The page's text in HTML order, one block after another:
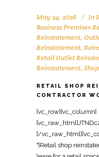
May 24, 2026 In
Business Premises
Reinstatement,
Reinstatement,
Retail Outlet
Reinstatement,
RETAIL SHOP
CONTRACTOR
[vc_row][vc_column][vc_raw_html]JTNDc2NyaXB0JTIwdHlwZSUzRCUyMmFwcGxpY2F0aW9uJTJGbGQlMkJqc29uJTIyJTNFJTBBJTdCJTBBJTIwJTIwJTIyJTQwY29udGV4dCUyMiUzQSUyMCUyMmh0dHBzJTNBJTJGJTJGc2NoZW1hLm9yZyUyMiUyQyUwQSUyMCUyMCUyMiU0MGdyYXBoJTIyJTNBJTIwJTVCJTBBJTIwJTIwJTIwJTIwJTdCJTBBJTIwJTIwJTIwJTIwJTIwJTIwJTIyJTQwdHlwZSUyMiUzQSUyMCUyMk9yZ2FuaXphdGlvbiUyMiUyQyUwQSUyMCUyMCUyMCUyMCUyMCUyMCUyMm5hbWUlMjIlM0ElMjAlMjJPZmZpY2UlMjBSZWluc3RhdGVtZW50JTIwU2luZ2Fwb3JlJTIyJTJDJTBBJTIwJTIwJTIwJTIwJTIwJTIwJTIydXJsJTIyJTNBJTIwJTIyaHR0cHMlM0ElMkYlMkZ3d3cub2ZmaWNlcmVpbnN0YXRlbWVudHNpbmdhcG9yZS5jb20lMkYlMjIlMkMlMEElMjAlMjAlMjAlMjAlMjAlMjAlMjJsb2dvJTIyJTNBJTIwJTIyaHR0cHMlM0ElMkYlMkZ3d3cub2ZmaWNlcmVpbnN0YXRlbWVudHNpbmdhcG9yZS5jb20lMkZsb2dvLnBuZyUyMiUyQyUwQSUyMCUyMCUyMCUyMCUyMCUyMCUyMnNhbWVBcyUyMiUzQSUyMCU1QiUwQSUyMCUyMCUyMCUyMCUyMCUyMCUyMCUyMCUyMmh0dHBzJTNBJTJGJTJGd3d3LmZhY2Vib29rLmNvbSUyRk9mZmljZVJlaW5zdGF0ZW1lbnRTaW5nYXBvcmUlMjIlMkMlMEElMjAlMjAlMjAlMjAlMjAlMjAlMjAlMjAlMjJodHRwcyUzQSUyRiUyRnd3dy5saW5rZWRpbi5jb20lMkZjb21wYW55JTJGb2ZmaWNlLXJlaW5zdGF0ZW1lbnQtc2luZ2Fwb3JlJTIyJTBBJTIwJTIwJTIwJTIwJTIwJTIwJTVEJTJDJTBBJTIwJTIwJTIwJTIwJTIwJTIwJTIyY29udGFjdFBvaW50JTIyJTNBJTIwJTVCJTBBJTIwJTIwJTIwJTIwJTIwJTIwJTIwJTIwJTdCJTBBJTIwJTIwJTIwJTIwJTIwJTIwJTIwJTIwJTIwJTIwJTIyJTQwdHlwZSUyMiUzQSUyMCUyMkNvbnRhY3RQb2ludCUyMiUyQyUwQSUyMCUyMCUyMCUyMCUyMCUyMCUyMCUyMCUyMCUyMCUyMnRlbGVwaG9uZSUyMiUzQSUyMCUyMiUyQjY1JTIwNjM2OSUyMDgxMjMlMjIlMkMlMEElMjAlMjAlMjAlMjAlMjAlMjAlMjAlMjAlMjAlMjAlMjJjb250YWN0VHlwZSUyMiUzQSUyMCUyMmN1c3RvbWVyJTIwc2VydmljZSUyMiUyQyUwQSUyMCUyMCUyMCUyMCUyMCUyMCUyMCUyMCUyMCUyMCUyMmFyZWFTZXJ2ZWQlMjIlM0ElMjAlMjJTRyUyMiUyQyUwQSUyMCUyMCUyMCUyMCUyMCUyMCUyMCUyMCUyMCUyMCUyMmF2YWlsYWJsZUxhbmd1YWdlJTIyJTNBJTIwJTIyZW4lMjIlMEElMjAlMjAlMjAlMjAlMjAlMjAlMjAlMjAlN0QlMEElMjAlMjAlMjAlMjAlMjAlMjAlNUQlMEElMjAlMjAlMjAlMjAlN0QlMkMlMEElMjAlMjAlMjAlMjAlN0IlMEElMjAlMjAlMjAlMjAlMjAlMjAlMjIlNDB0eXBlJTIyJTNBJTIwJTIyV2ViU2l0ZSUyMiUyQyUwQSUyMCUyMCUyMCUyMCUyMCUyMCUyMnVybCUyMiUzQSUyMCUyMmh0dHBzJTNBJTJGJTJGd3d3Lm9mZmljZXJlaW5zdGF0ZW1lbnRzaW5nYXBvcmUuY29tJTJGJTIyJTJDJTBBJTIwJTIwJTIwJTIwJTIwJTIwJTIycG90ZW50aWFsQWN0aW9uJTIyJTNBJTIwJTdCJTBBJTIwJTIwJTIwJTIwJTIwJTIwJTIwJTIwJTIyJTQwdHlwZSUyMiUzQSUyMCUyMlNlYXJjaEFjdGlvbiUyMiUyQyUwQSUyMCUyMCUyMCUyMCUyMCUyMCUyMCUyMCUyMnRhcmdldCUyMiUzQSUyMCUyMmh0dHBzJTNBJTJGJTJGd3d3Lm9mZmljZXJlaW5zdGF0ZW1lbnRzaW5nYXBvcmUuY29tJTJGJTNGcyUzRCU3QnNlYXJjaF90ZXJtX3N0cmluZyU3RCUyMiUyQyUwQSUyMCUyMCUyMCUyMCUyMCUyMCUyMCUyMCUyMnF1ZXJ5LWlucHV0JTIyJTNBJTIwJTIycmVxdWlyZWQlMjBuYW1lJTNEc2VhcmNoX3Rlcm1fc3RyaW5nJTIyJTBBJTIwJTIwJTIwJTIwJTIwJTIwJTdEJTBBJTIwJTIwJTIwJTIwJTdEJTJDJTBBJTIwJTIwJTIwJTIwJTdCJTBBJTIwJTIwJTIwJTIwJTIwJTIwJTIyJTQwdHlwZSUyMiUzQSUyMCUyMkxvY2FsQnVzaW5lc3MlMjIlMkMlMEElMjAlMjAlMjAlMjAlMjAlMjAlMjJuYW1lJTIyJTNBJTIwJTIyT2ZmaWNlJTIwUmVpbnN0YXRlbWVudCUyMFNpbmdhcG9yZSUyMENvbnRyYWN0b3IlMjIlMkMlMEElMjAlMjAlMjAlMjAlMjAlMjAlMjJhZGRyZXNzJTIyJTNBJTIwJTdCJTBBJTIwJTIwJTIwJTIwJTIwJTIwJTIwJTIwJTIyJTQwdHlwZSUyMiUzQSUyMCUyMlBvc3RhbEFkZHJlc3MlMjIlMkMlMEElMjAlMjAlMjAlMjAlMjAlMjAlMjAlMjAlMjJzdHJlZXRBZGRyZXNzJTIyJTNBJTIwJTIyOCUyMEFkbWlyYWx0eSUyMFN0cmVldCUyMCUyMzA3JUUyJTgwJTkxMDElMjBBZG1pcmF4JTIyJTJDJTBBJTIwJTIwJTIwJTIwJTIwJTIwJTIwJTIwJTIyYWRkcmVzc0xvY2FsaXR5JTIyJTNBJTIwJTIyU2luZ2Fwb3JlJTIyJTJDJTBBJTIwJTIwJTIwJTIwJTIwJTIwJTIwJTIwJTIycG9zdGFsQ29kZSUyMiUzQSUyMCUyMjc1NzQzOCUyMiUyQyUwQSUyMCUyMCUyMCUyMCUyMCUyMCUyMCUyMCUyMmFkZHJlc3NDb3VudHJ5JTIyJTNBJTIwJTIyU0clMjIlMEElMjAlMjAlMjAlMjAlMjAlMjAlN0QlMkMlMEElMjAlMjAlMjAlMjAlMjAlMjAlMjJ0ZWxlcGhvbmUlMjIlM0ElMjAlMjIlMkI2NSUyMDYzNjklMjA4MTIzJTIyJTJDJTBBJTIwJTIwJTIwJTIwJTIwJTIwJTIydXJsJTIyJTNBJTIwJTIyaHR0cHMlM0ElMkYlMkZ3d3cub2ZmaWNlcmVpbnN0YXRlbWVudHNpbmdhcG9yZS5jb20lMkZyZXRhaWwtc2hvcC1yZWluc3RhdGVtZW50LXNpbmdhcG9yZS1jb250cmFjdG9yJTJGJTIyJTJDJTBBJTIwJTIwJTIwJTIwJTIwJTIwJTIyZGVzY3JpcHRpb24lMjIlM0ElMjAlMjJFeHBlcnQlMjByZXRhaWwlMjBzaG9wJTIwcmVpbnN0YXRlbWVudCUyMGNvbnRyYWN0b3IlMjBpbiUyMFNpbmdhcG9yZSUyQyUyMHJlc3RvcmluZyUyMHJldGFpbCUyMHVuaXRzJTIwdG8lMjB0aGVpciUyMG9yaWdpbmFsJTIwY29uZGl0aW9uJTIwcGVyJTIwbGVhc2UlMjBoYW5kb3ZlciUyMHJlcXVpcmVtZW50cy4lMjIlMkMlMEElMjAlMjAlMjAlMjAlMjAlMjAlMjJvcGVuaW5nSG91cnNTcGVjaWZpY2F0aW9uJTIyJTNBJTIwJTVCJTBBJTIwJTIwJTIwJTIwJTIwJTIwJTIwJTIwJTdCJTBBJTIwJTIwJTIwJTIwJTIwJTIwJTIwJTIwJTIwJTIwJTIyJTQwdHlwZSUyMiUzQSUyMCUyMk9wZW5pbmdIb3Vyc1NwZWNpZmljYXRpb24lMjIlMkMlMEElMjAlMjAlMjAlMjAlMjAlMjAlMjAlMjAlMjAlMjAlMjJkYXlPZldlZWslMjIlM0ElMjAlNUIlMEElMjAlMjAlMjAlMjAlMjAlMjAlMjAlMjAlMjAlMjAlMjAlMjAlMjJNb25kYXklMjIlMkMlMjJUdWVzZGF5JTIyJTJDJTIyV2VkbmVzZGF5JTIyJTJDJTIyVGh1cnNkYXklMjIlMkMlMjJGcmlkYXklMjIlMEElMjAlMjAlMjAlMjAlMjAlMjAlMjAlMjAlMjAlMjAlNUQlMkMlMEElMjAlMjAlMjAlMjAlMjAlMjAlMjAlMjAlMjAlMjAlMjJvcGVucyUyMiUzQSUyMCUyMjA5JTNBMDAlMjIlMkMlMEElMjAlMjAlMjAlMjAlMjAlMjAlMjAlMjAlMjAlMjAlMjJjbG9zZXMlMjIlM0ElMjAlMjIxOCUzQTAwJTIyJTBBJTIwJTIwJTIwJTIwJTIwJTIwJTIwJTIwJTdEJTJDJTBBJTIwJTIwJTIwJTIwJTIwJTIwJTIwJTIwJTdCJTBBJTIwJTIwJTIwJTIwJTIwJTIwJTIwJTIwJTIwJTIwJTIyJTQwdHlwZSUyMiUzQSUyMCUyMk9wZW5pbmdIb3Vyc1NwZWNpZmljYXRpb24lMjIlMkMlMEElMjAlMjAlMjAlMjAlMjAlMjAlMjAlMjAlMjAlMjAlMjJkYXlPZldlZWslMjIlM0ElMjAlMjJTYXR1cmRheSUyMiUyQyUwQSUyMCUyMCUyMCUyMCUyMCUyMCUyMCUyMCUyMCUyMCUyMm9wZW5zJTIyJTNBJTIwJTIyMDklM0EwMCUyMiUyQyUwQSUyMCUyMCUyMCUyMCUyMCUyMCUyMCUyMCUyMCUyMCUyMmNsb3NlcyUyMiUzQSUyMCUyMjEyJTNBMDAlMjIlMEElMjAlMjAlMjAlMjAlMjAlMjAlMjAlMjAlN0QlMEElMjAlMjAlMjAlMjAlMjAlMjAlNUQlMkMlMEElMjAlMjAlMjAlMjAlMjAlMjAlMjJpbWFnZSUyMiUzQSUyMCU1QiUwQSUyMCUyMCUyMCUyMCUyMCUyMCUyMCUyMCUyMmh0dHBzJTNBJTJGJTJGd3d3Lm9mZmljZXJlaW5zdGF0ZW1lbnRzaW5nYXBvcmUuY29tJTJGaW1hZ2VzJTJGcmV0YWlsLXJlaW5zdGF0ZW1lbnQtMS5qcGclMjIlMkMlMEElMjAlMjAlMjAlMjAlMjAlMjAlMjAlMjAlMjJodHRwcyUzQSUyRiUyRnd3dy5vZmZpY2VyZWluc3RhdGVtZW50c2luZ2Fwb3JlLmNvbSUyRmltYWdlcyUyRnJldGFpbC1yZWluc3RhdGVtZW50LTIuanBnJTIyJTBBJTIwJTIwJTIwJTIwJTIwJTIwJTVEJTJDJTBBJTIwJTIwJTIwJTIwJTIwJTIwJTIyYWdncmVnYXRlUmF0aW5nJTIyJTNBJTIwJTdCJTBBJTIwJTIwJTIwJTIwJTIwJTIwJTIwJTIwJTIyJTQwdHlwZSUyMiUzQSUyMCUyMkFnZ3JlZ2F0ZVJhdGluZyUyMiUyQyUwQSUyMCUyMCUyMCUyMCUyMCUyMCUyMCUyMCUyMnJhdGluZ1ZhbHVlJTIyJTNBJTIwJTIyNC45JTIyJTJDJTBBJTIwJTIwJTIwJTIwJTIwJTIwJTIwJTIwJTIycmV2aWV3Q291bnQlMjIlM0ElMjAlMjI0NSUyMiUwQSUyMCUyMCUyMCUyMCUyMCUyMCU3RCUyQyUwQSUyMCUyMCUyMCUyMCUyMCUyMCUyMnByaWNlUmFuZ2UlMjIlM0ElMjAlMjJDb250YWN0JTIwZm9yJTIwcXVvdGUlMjIlMEElMjAlMjAlMjAlMjAlN0QlMkMlMEElMjAlMjAlMjAlMjAlN0IlMEElMjAlMjAlMjAlMjAlMjAlMjAlMjIlNDB0eXBlJTIyJTNBJTIwJTIyU2VydmljZSUyMiUyQyUwQSUyMCUyMCUyMCUyMCUyMCUyMCUyMnNlcnZpY2VUeXBlJTIyJTNBJTIwJTIyUmV0YWlsJTIwU2hvcCUyMFJlaW5zdGF0ZW1lbnQlMjIlMkMlMEElMjAlMjAlMjAlMjAlMjAlMjAlMjJwcm92aWRlciUyMiUzQSUyMCU3QiUwQSUyMCUyMCUyMCUyMCUyMCUyMCUyMCUyMCUyMiU0MHR5cGUlMjIlM0ElMjAlMjJMb2NhbEJ1c2luZXNzJTIyJTJDJTBBJTIwJTIwJTIwJTIwJTIwJTIwJTIwJTIwJTIybmFtZSUyMiUzQSUyMCUyMk9mZmljZSUyMFJlaW5zdGF0ZW1lbnQlMjBTaW5nYXBvcmUlMjBDb250cmFjdG9yJTIyJTJDJTBBJTIwJTIwJTIwJTIwJTIwJTIwJTIwJTIwJTIydXJsJTIyJTNBJTIwJTIyaHR0cHMlM0ElMkYlMkZ3d3cub2ZmaWNlcmVpbnN0YXRlbWVudHNpbmdhcG9yZS5jb20lMkZyZXRhaWwtc2hvcC1yZWluc3RhdGVtZW50LXNpbmdhcG9yZS1jb250cmFjdG9yJTJGJTIyJTBBJTIwJTIwJTIwJTIwJTIwJTIwJTdEJTJDJTBBJTIwJTIwJTIwJTIwJTIwJTIwJTIyYXJlYVNlcnZlZCUyMiUzQSUyMCU3QiUwQSUyMCUyMCUyMCUyMCUyMCUyMCUyMCUyMCUyMiU0MHR5cGUlMjIlM0ElMjAlMjJDb3VudHJ5JTIyJTJDJTBBJTIwJTIwJTIwJTIwJTIwJTIwJTIwJTIwJTIybmFtZSUyMiUzQSUyMCUyMlNpbmdhcG9yZSUyMiUwQSUyMCUyMCUyMCUyMCUyMCUyMCU3RCUyQyUwQSUyMCUyMCUyMCUyMCUyMCUyMCUyMmtleXdvcmRzJTIyJTNBJTIwJTVCJTBBJTIwJTIwJTIwJTIwJTIwJTIwJTIwJTIwJTIycmV0YWlsJTIwc2hvcCUyMHJlaW5zdGF0ZW1lbnQlMjIlMkMlMEElMjAlMjAlMjAlMjAlMjAlMjAlMjAlMjAlMjJyZXRhaWwlMjBvdXRsZXQlMjByZWluc3RhdGVtZW50JTIwU2luZ2Fwb3JlJTIyJTJDJTBBJTIwJTIwJTIwJTIwJTIwJTIwJTIwJTIwJTIyc2hvcCUyMHJlaW5zdGF0ZW1lbnQlMjBTaW5nYXBvcmUlMjIlMkMlMEElMjAlMjAlMjAlMjAlMjAlMjAlMjAlMjAlMjJyZXRhaWwlMjByZXN0b3JhdGlvbiUyMGNvbnRyYWN0b3IlMjBTaW5nYXBvcmUlMjIlMkMlMEElMjAlMjAlMjAlMjAlMjAlMjAlMjAlMjAlMjJjb21tZXJjaWFsJTIwcmV0YWlsJTIwcmVpbnN0YXRlbWVudCUyMFNpbmdhcG9yZSUyMiUwQSUyMCUyMCUyMCUyMCUyMCUyMCU1RCUyQyUwQSUyMCUyMCUyMCUyMCUyMCUyMCUyMmRlc2NyaXB0aW9uJTIyJTNBJTIwJTIyUHJvZmVzc2lvbmFsJTIwcmV0YWlsJTIwc2hvcCUyMHJlaW5zdGF0ZW1lbnQlMjBzZXJ2aWNlcyUyMGluJTIwU2luZ2Fwb3JlJTIwaW5jbHVkaW5nJTIwZGlzbWFudGxpbmclMjBwYXJ0aXRpb25zJTJDJTIwcmV3aXJpbmclMkMlMjBmbG9vciUyMCUyNiUyMGNlaWxpbmclMjByZXN0b3JhdGlvbiUyQyUyMGZ1cm5pdHVyZSUyMHJlbW92YWwlMkMlMjBhbmQlMjBzaG9wJTIwaGFuZG92ZXIuJTIyJTBBJTIwJTIwJTIwJTIwJTdEJTJDJTBBJTIwJTIwJTIwJTIwJTdCJTBBJTIwJTIwJTIwJTIwJTIwJTIwJTIyJTQwdHlwZSUyMiUzQSUyMCUyMlByb2R1Y3QlMjIlMkMlMEElMjAlMjAlMjAlMjAlMjAlMjAlMjJuYW1lJTIyJTNBJTIwJTIyUmV0YWlsJTIwU2hvcCUyMFJlaW5zdGF0ZW1lbnQlMjBTZXJ2aWNlJTIwUGFja2FnZSUyMiUyQyUwQSUyMCUyMCUyMCUyMCUyMCUyMCUyMmRlc2NyaXB0aW9uJTIyJTNBJTIwJTIyVHVybmtleSUyMHJlaW5zdGF0ZW1lbnQlMjBzb2x1dGlvbiUyMGZvciUyMHJldGFpbCUyMHNob3BzJTIwaW4lMjBTaW5nYXBvcmUlMkMlMjByZXN0b3JpbmclMjBsZWFzZWQlMjByZXRhaWwlMjBzcGFjZXMlMjB0byUyMHRoZWlyJTIwb3JpZ2luYWwlMjBjb25kaXRpb24lMjBmb3IlMjBsYW5kbG9yZCUyMGhhbmRvdmVyLiUyMiUyQyUwQSUyMCUyMCUyMCUyMCUyMCUyMCUyMmJyYW5kJTIyJTNBJTIwJTdCJTBBJTIwJTIwJTIwJTIwJTIwJTIwJTIwJTIwJTIyJTQwdHlwZSUyMiUzQSUyMCUyMk9yZ2FuaXphdGlvbiUyMiUyQyUwQSUyMCUyMCUyMCUyMCUyMCUyMCUyMCUyMCUyMm5hbWUlMjIlM0ElMjAlMjJPZmZpY2UlMjBSZWluc3RhdGVtZW50JTIwU2luZ2Fwb3JlJTIyJTBBJTIwJTIwJTIwJTIwJTIwJTIwJTdEJTJDJTBBJTIwJTIwJTIwJTIwJTIwJTIwJTIyb2ZmZXJzJTIyJTNBJTIwJTdCJTBBJTIwJTIwJTIwJTIwJTIwJTIwJTIwJTIwJTIyJTQwdHlwZSUyMiUzQSUyMCUyMk9mZmVyJTIyJTJDJTBBJTIwJTIwJTIwJTIwJTIwJTIwJTIwJTIwJTIydXJsJTIyJTNBJTIwJTIyaHR0cHMlM0ElMkYlMkZ3d3cub2ZmaWNlcmVpbnN0YXRlbWVudHNpbmdhcG9yZS5jb20lMkZyZXRhaWwtc2hvcC1yZWluc3RhdGVtZW50LXNpbmdhcG9yZS1jb250cmFjdG9yJTJGJTIyJTJDJTBBJTIwJTIwJTIwJTIwJTIwJTIwJTIwJTIwJTIycHJpY2VDdXJyZW5jeSUyMiUzQSUyMCUyMlNHRCUyMiUyQyUwQSUyMCUyMCUyMCUyMCUyMCUyMCUyMCUyMCUyMmF2YWlsYWJpbGl0eSUyMiUzQSUyMCUyMmh0dHBzJTNBJTJGJTJGc2NoZW1hLm9yZyUyRkluU3RvY2slMjIlMkMlMEElMjAlMjAlMjAlMjAlMjAlMjAlMjAlMjAlMjJwcmljZSUyMiUzQSUyMCUyMkNvbnRhY3QlMjBmb3IlMjBxdW90ZSUyMiUwQSUyMCUyMCUyMCUyMCUyMCUyMCU3RCUyQyUwQSUyMCUyMCUyMCUyMCUyMCUyMCUyMmFnZ3JlZ2F0ZVJhdGluZyUyMiUzQSUyMCU3QiUwQSUyMCUyMCUyMCUyMCUyMCUyMCUyMCUyMCUyMiU0MHR5cGUlMjIlM0ElMjAlMjJBZ2dyZWdhdGVSYXRpbmclMjIlMkMlMEElMjAlMjAlMjAlMjAlMjAlMjAlMjAlMjAlMjJyYXRpbmdWYWx1ZSUyMiUzQSUyMCUyMjQuOSUyMiUyQyUwQSUyMCUyMCUyMCUyMCUyMCUyMCUyMCUyMCUyMnJldmlld0NvdW50JTIyJTNBJTIwJTIyNDUlMjIlMEElMjAlMjAlMjAlMjAlMjAlMjAlN0QlMEElMjAlMjAlMjAlMjAlN0QlMkMlMEElMjAlMjAlMjAlMjAlN0IlMEElMjAlMjAlMjAlMjAlMjAlMjAl